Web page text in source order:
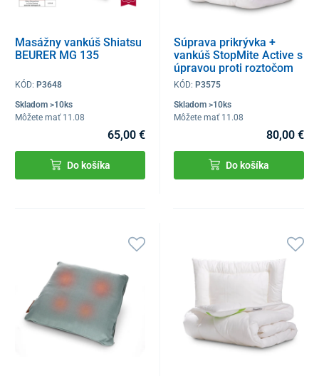
Masážny vankúš Shiatsu
BEURER MG 135
KÓD: P3648
Skladom >10ks
Môžete mať 11.08
65,00 €
Do košíka
Súprava prikrývka +
vankúš StopMite Active s
úpravou proti roztočom
KÓD: P3575
Skladom >10ks
Môžete mať 11.08
80,00 €
Do košíka